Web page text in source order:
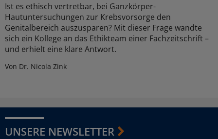
Ist es ethisch vertretbar, bei Ganzkörper-
Hautuntersuchungen zur Krebsvorsorge den
Genitalbereich auszusparen? Mit dieser Frage wandte
sich ein Kollege an das Ethikteam einer Fachzeitschrift –
und erhielt eine klare Antwort.
Von Dr. Nicola Zink
UNSERE NEWSLETTER